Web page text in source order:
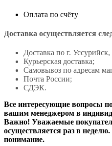
Оплата по счёту
Доставка осуществляется
Доставка по г.
Курьерская доставка;
Самовывоз по адресам
Почта России;
СДЭК.
Все интересующие вопросы
вашим менеджером в
Важно! Уважаемые
осуществляется раз в
понимание.